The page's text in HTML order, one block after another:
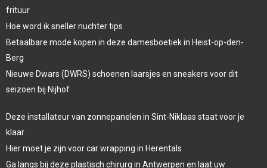
frituur
Hoe word ik sneller nuchter tips
Betaalbare mode kopen in deze damesboetiek in Heist-op-den-
Berg
Nieuwe Dwars (DWRS) schoenen laarsjes en sneakers voor dit
seizoen bij Nijhof
Deze installateur van zonnepanelen in Sint-Niklaas staat voor je
klaar
Hier moet je zijn voor car wrapping in Herentals
Ga langs bij deze plastisch chirurg in Antwerpen en laat uw